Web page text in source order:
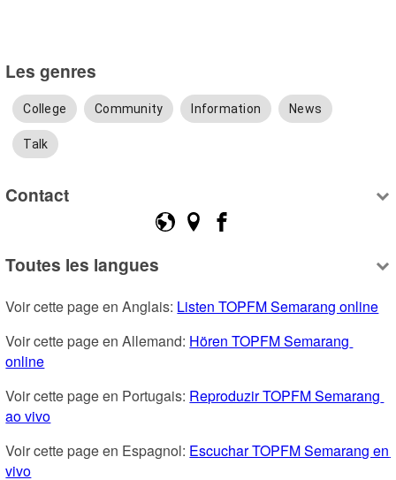
Les genres
College Community Information News
Talk
Contact
Toutes les langues
Voir cette page en Anglais: Listen TOPFM Semarang online
Voir cette page en Allemand: Hören TOPFM Semarang
online
Voir cette page en Portugais: Reproduzir TOPFM Semarang
ao vivo
Voir cette page en Espagnol: Escuchar TOPFM Semarang en
vivo